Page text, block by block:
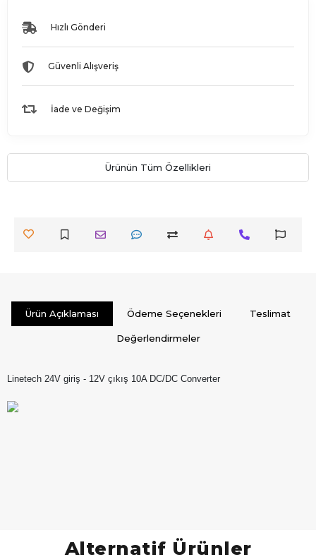
Hızlı Gönderi
Güvenli Alışveriş
İade ve Değişim
Ürünün Tüm Özellikleri
Ürün Açıklaması Ödeme Seçenekleri Teslimat
Değerlendirmeler
Linetech 24V giriş - 12V çıkış 10A DC/DC Converter
Alternatif Ürünler